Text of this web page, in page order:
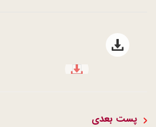
Open file download list
پست بعدی